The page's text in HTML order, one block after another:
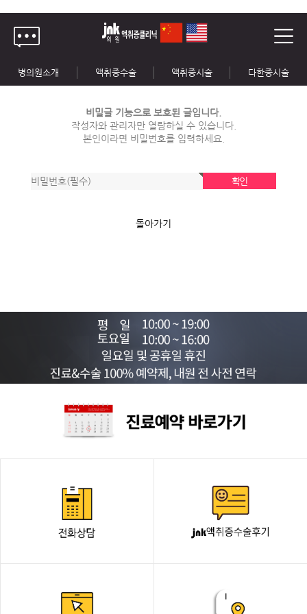
병의원소개 액취증수술 액취증시술 다한증시술
비밀글 기능으로 보호된 글입니다.
작성자와 관리자만 열람하실 수 있습니다.
본인이라면 비밀번호를 입력하세요.
돌아가기